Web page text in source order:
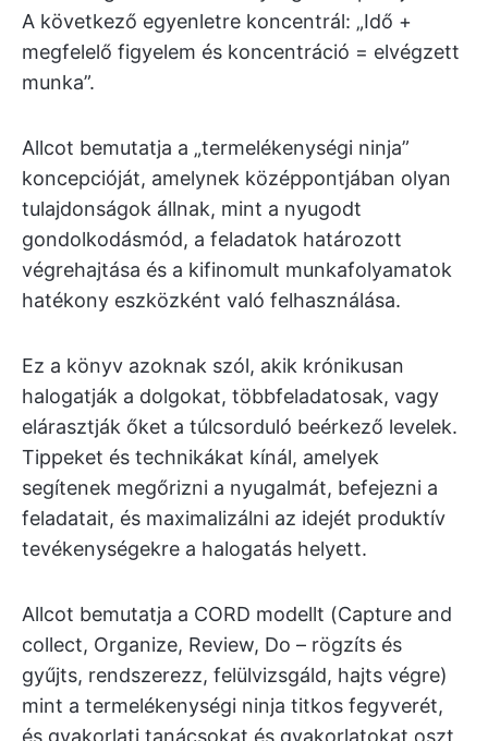
A következő egyenletre koncentrál: „Idő +
megfelelő figyelem és koncentráció = elvégzett
munka”.
Allcot bemutatja a „termelékenységi ninja”
koncepcióját, amelynek középpontjában olyan
tulajdonságok állnak, mint a nyugodt
gondolkodásmód, a feladatok határozott
végrehajtása és a kifinomult munkafolyamatok
hatékony eszközként való felhasználása.
Ez a könyv azoknak szól, akik krónikusan
halogatják a dolgokat, többfeladatosak, vagy
elárasztják őket a túlcsorduló beérkező levelek.
Tippeket és technikákat kínál, amelyek
segítenek megőrizni a nyugalmát, befejezni a
feladatait, és maximalizálni az idejét produktív
tevékenységekre a halogatás helyett.
Allcot bemutatja a CORD modellt (Capture and
collect, Organize, Review, Do – rögzíts és
gyűjts, rendszerezz, felülvizsgáld, hajts végre)
mint a termelékenységi ninja titkos fegyverét,